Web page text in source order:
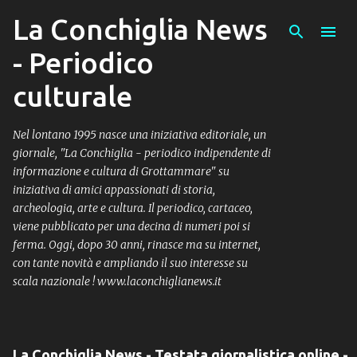
Passa ai contenuti principali
La Conchiglia News
- Periodico
culturale
Nel lontano 1995 nasce una iniziativa editoriale, un
giornale, "La Conchiglia - periodico indipendente di
informazione e cultura di Grottammare" su
iniziativa di amici appassionati di storia,
archeologia, arte e cultura. Il periodico, cartaceo,
viene pubblicato per una decina di numeri poi si
ferma. Oggi, dopo 30 anni, rinasce ma su internet,
con tante novità e ampliando il suo interesse su
scala nazionale ! www.laconchiglianews.it